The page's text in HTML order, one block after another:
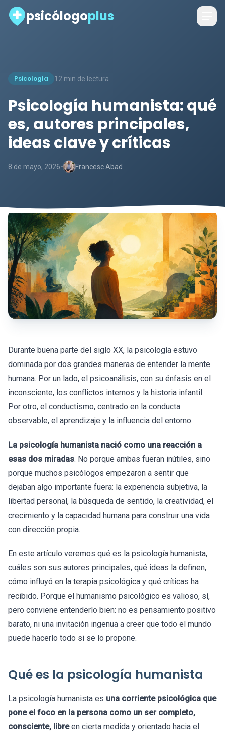
psicólogoplus
Psicología 12 min de lectura
Psicología humanista: qué
es, autores principales,
ideas clave y críticas
8 de mayo, 2026- Francesc Abad
Durante buena parte del siglo XX, la psicología estuvo
dominada por dos grandes maneras de entender la mente
humana. Por un lado, el psicoanálisis, con su énfasis en el
inconsciente, los conflictos internos y la historia infantil.
Por otro, el conductismo, centrado en la conducta
observable, el aprendizaje y la influencia del entorno.
La psicología humanista nació como una reacción a
esas dos miradas. No porque ambas fueran inútiles, sino
porque muchos psicólogos empezaron a sentir que
dejaban algo importante fuera: la experiencia subjetiva, la
libertad personal, la búsqueda de sentido, la creatividad, el
crecimiento y la capacidad humana para construir una vida
con dirección propia.
En este artículo veremos qué es la psicología humanista,
cuáles son sus autores principales, qué ideas la definen,
cómo influyó en la terapia psicológica y qué críticas ha
recibido. Porque el humanismo psicológico es valioso, sí,
pero conviene entenderlo bien: no es pensamiento positivo
barato, ni una invitación ingenua a creer que todo el mundo
puede hacerlo todo si se lo propone.
Qué es la psicología humanista
La psicología humanista es una corriente psicológica que
pone el foco en la persona como un ser completo,
consciente, libreen cierta medida y orientado hacia el